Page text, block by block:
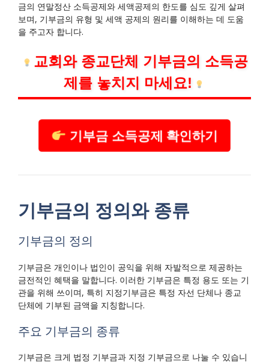
금의 연말정산 소득공제와 세액공제의 한도를 심도 깊게 살펴
보며, 기부금의 유형 및 세액 공제의 원리를 이해하는 데 도움
을 주고자 합니다.
교회와 종교단체 기부금의 소득공
제를 놓치지 마세요!
기부금 소득공제 확인하기
기부금의 정의와 종류
기부금의 정의
기부금은 개인이나 법인이 공익을 위해 자발적으로 제공하는
금전적인 혜택을 말합니다. 이러한 기부금은 특정 용도 또는 기
관을 위해 쓰이며, 특히 지정기부금은 특정 자선 단체나 종교
단체에 기부된 금액을 지칭합니다.
주요 기부금의 종류
기부금은 크게 법정 기부금과 지정 기부금으로 나눌 수 있습니